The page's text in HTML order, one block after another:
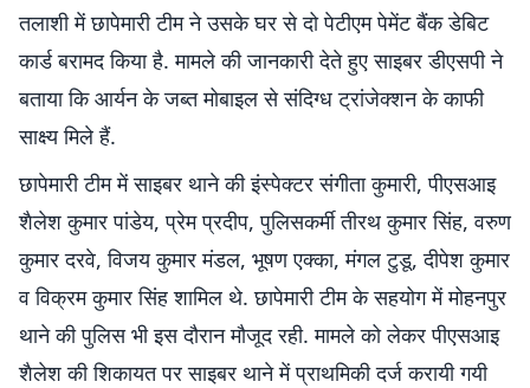
तलाशी में छापेमारी टीम ने उसके घर से दो पेटीएम पेमेंट बैंक डेबिट
कार्ड बरामद किया है. मामले की जानकारी देते हुए साइबर डीएसपी ने
बताया कि आर्यन के जब्त मोबाइल से संदिग्ध ट्रांजेक्शन के काफी
साक्ष्य मिले हैं.
छापेमारी टीम में साइबर थाने की इंस्पेक्टर संगीता कुमारी, पीएसआइ
शैलेश कुमार पांडेय, प्रेम प्रदीप, पुलिसकर्मी तीरथ कुमार सिंह, वरुण
कुमार दरवे, विजय कुमार मंडल, भूषण एक्का, मंगल टुडू, दीपेश कुमार
व विक्रम कुमार सिंह शामिल थे. छापेमारी टीम के सहयोग में मोहनपुर
थाने की पुलिस भी इस दौरान मौजूद रही. मामले को लेकर पीएसआइ
शैलेश की शिकायत पर साइबर थाने में प्राथमिकी दर्ज करायी गयी